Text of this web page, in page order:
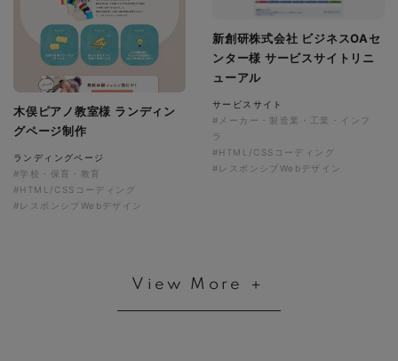
新創研株式会社 ビジネスOAセ
ンター様 サービスサイトリニ
ューアル
サービスサイト
#メーカー・製造業・工業・インフ
ラ
#HTML/CSSコーディング
#レスポンシブWebデザイン
木俣ピアノ教室様 ランディン
グページ制作
ランディングページ
#学校・保育・教育
#HTML/CSSコーディング
#レスポンシブWebデザイン
View More ＋